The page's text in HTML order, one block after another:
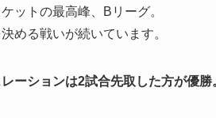
ットの最高峰、Bリーグ。
める戦いが続いています。
ーションは2試合先取した方が優勝